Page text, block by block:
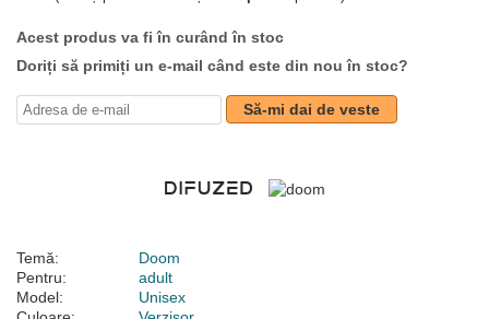
Acest produs va fi în curând în stoc
Doriți să primiți un e-mail când este din nou în stoc?
Să-mi dai de veste
Temă:
Doom
Pentru:
adult
Model:
Unisex